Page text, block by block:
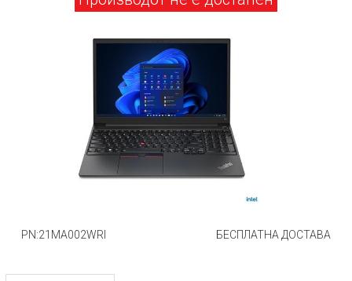
PN:21MA002WRI БЕСПЛАТНА ДОСТАВА